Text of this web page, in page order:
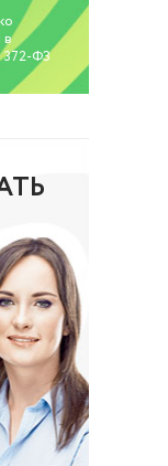
в
372-ФЗ